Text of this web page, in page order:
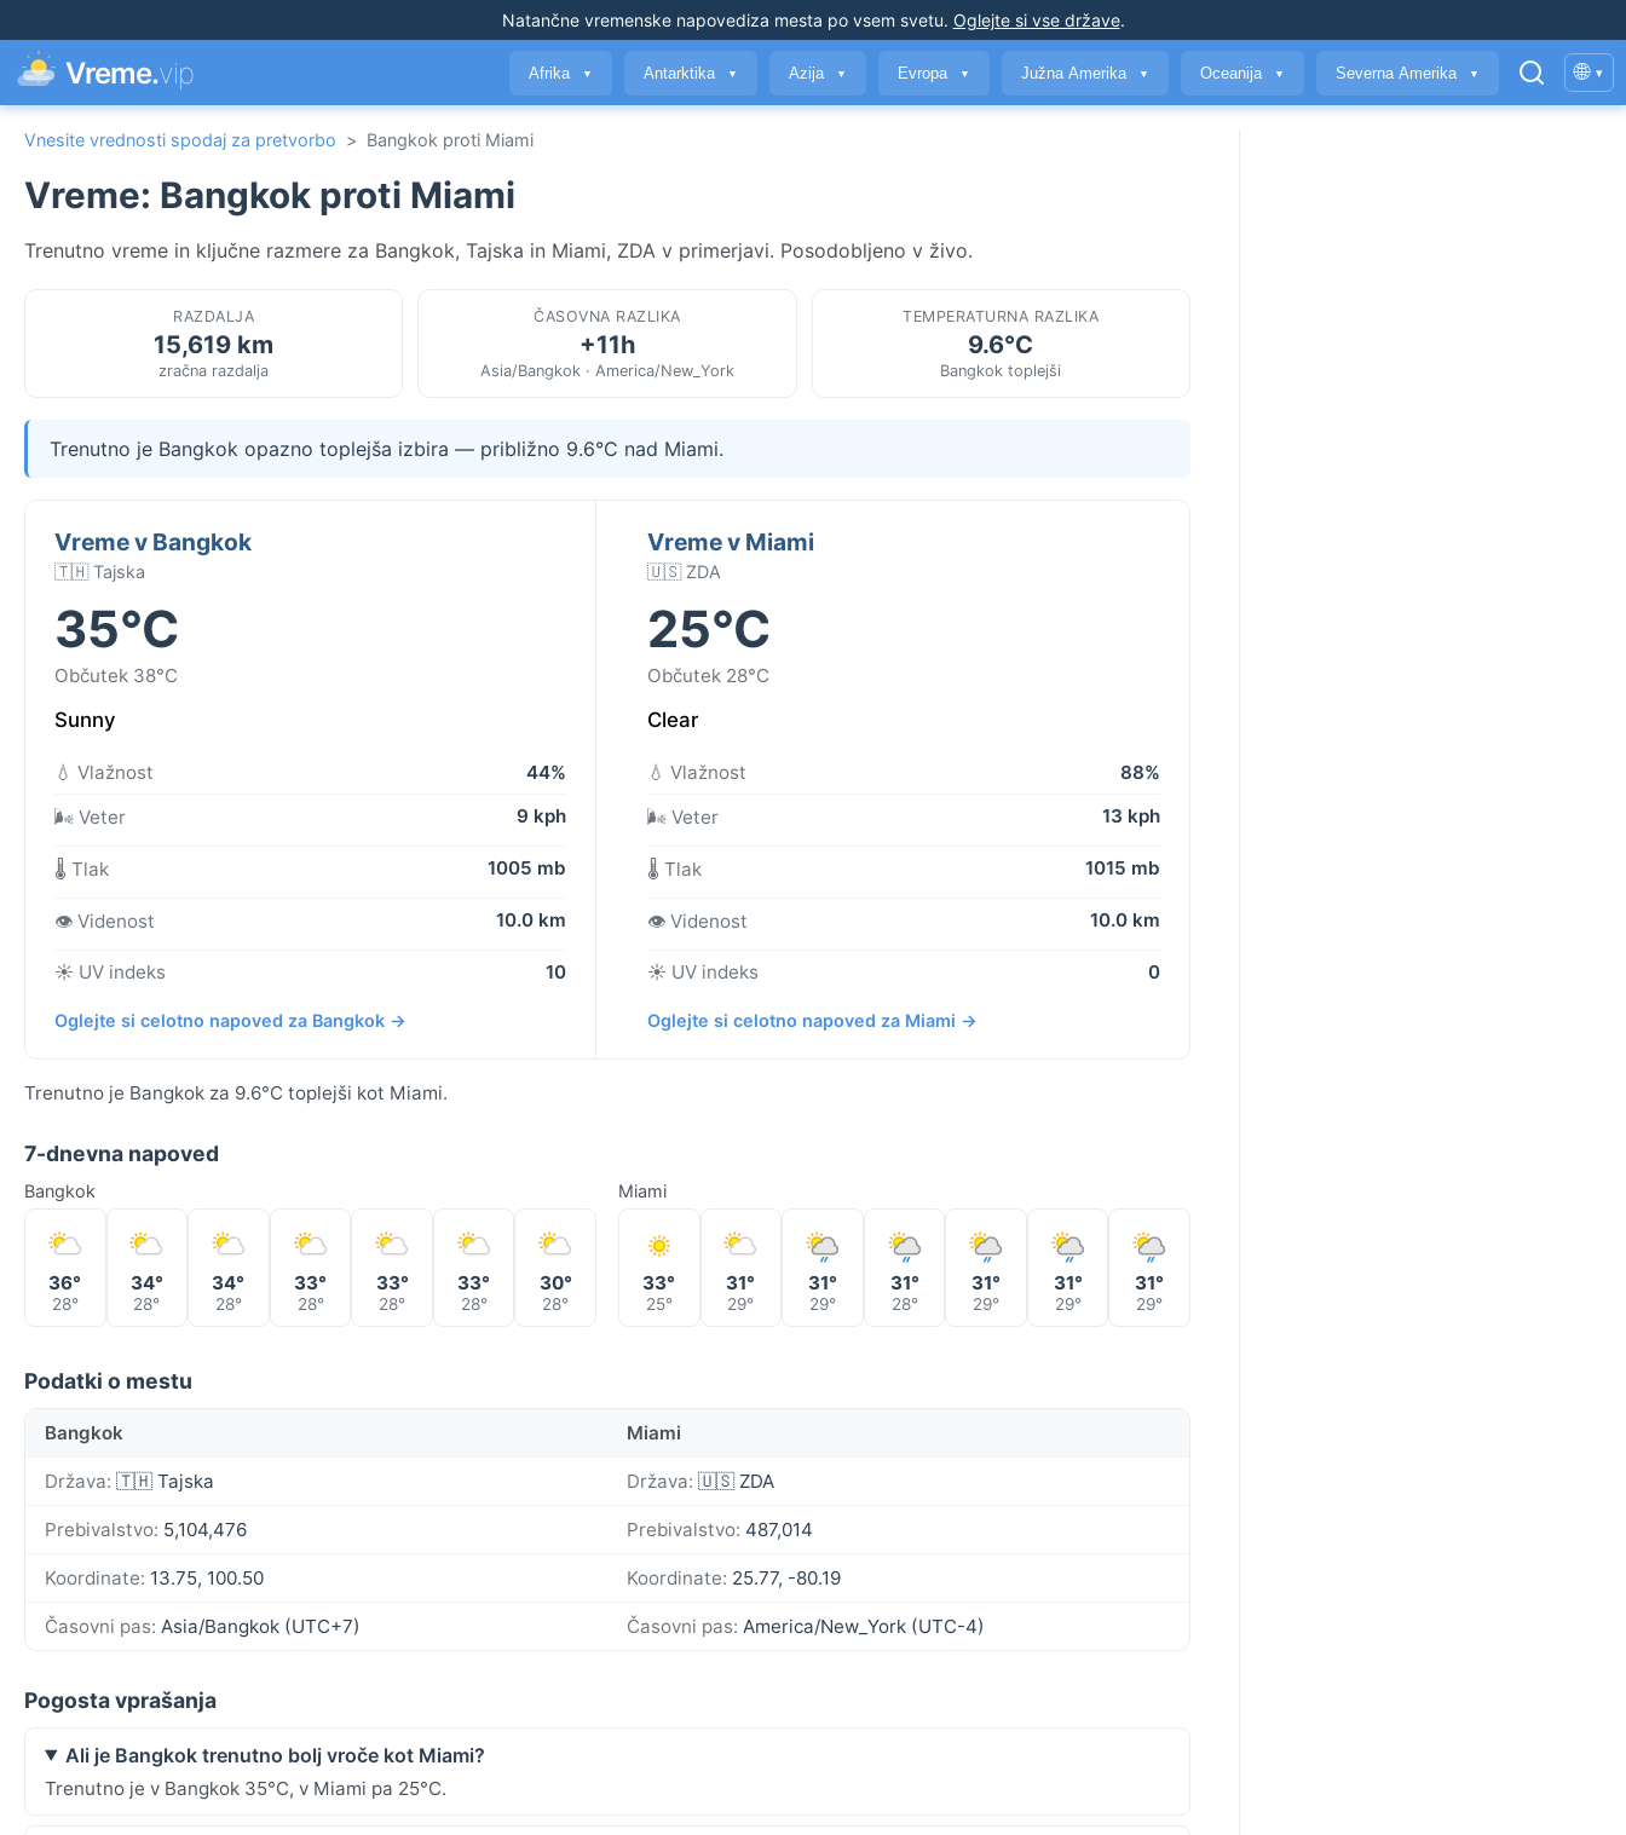
Natančne vremenske napovediza mesta po vsem svetu. Oglejte si vse države.
Vreme.vip Afrika ▼ Antarktika ▼ Azija ▼ Evropa ▼ Južna Amerika ▼ Oceanija ▼ Severna Amerika ▼ 🌐 ▾
Vnesite vrednosti spodaj za pretvorbo > Bangkok proti Miami
Vreme: Bangkok proti Miami
Trenutno vreme in ključne razmere za Bangkok, Tajska in Miami, ZDA v primerjavi. Posodobljeno v živo.
RAZDALJA
15,619 km
zračna razdalja
ČASOVNA RAZLIKA
+11h
Asia/Bangkok · America/New_York
TEMPERATURNA RAZLIKA
9.6°C
Bangkok toplejši
Trenutno je Bangkok opazno toplejša izbira — približno 9.6°C nad Miami.
Vreme v Bangkok
🇹🇭 Tajska
35°C
Občutek 38°C
Sunny
💧 Vlažnost
44%
🌬️ Veter
9 kph
🌡️ Tlak 1005 mb
👁️ Videnost 10.0 km
☀️ UV indeks 10
Oglejte si celotno napoved za Bangkok →
Vreme v Miami
🇺🇸 ZDA
25°C
Občutek 28°C
Clear
💧 Vlažnost
88%
🌬️ Veter
13 kph
🌡️ Tlak 1015 mb
👁️ Videnost 10.0 km
☀️ UV indeks 0
Oglejte si celotno napoved za Miami →
Trenutno je Bangkok za 9.6°C toplejši kot Miami.
7-dnevna napoved
Bangkok
36°
28°
34°
28°
34°
28°
33°
28°
33°
28°
33°
28°
30°
28°
Miami
33°
25°
31°
29°
31°
29°
31°
28°
31°
29°
31°
29°
31°
29°
Podatki o mestu
Bangkok Miami
Država: 🇹🇭 Tajska Država: 🇺🇸 ZDA
Prebivalstvo: 5,104,476 Prebivalstvo: 487,014
Koordinate: 13.75, 100.50 Koordinate: 25.77, -80.19
Časovni pas: Asia/Bangkok (UTC+7) Časovni pas: America/New_York (UTC-4)
Pogosta vprašanja
Ali je Bangkok trenutno bolj vroče kot Miami?
Trenutno je v Bangkok 35°C, v Miami pa 25°C.